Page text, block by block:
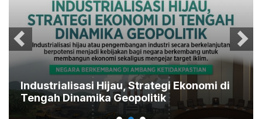
Industrialisasi Hijau, Strategi Ekonomi di
Tengah Dinamika Geopolitik